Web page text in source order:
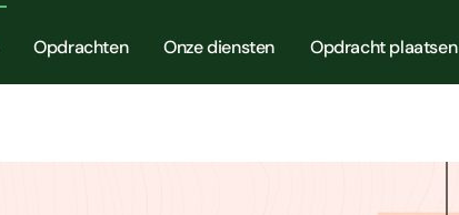
Opdrachten Onze diensten Opdracht plaatsen